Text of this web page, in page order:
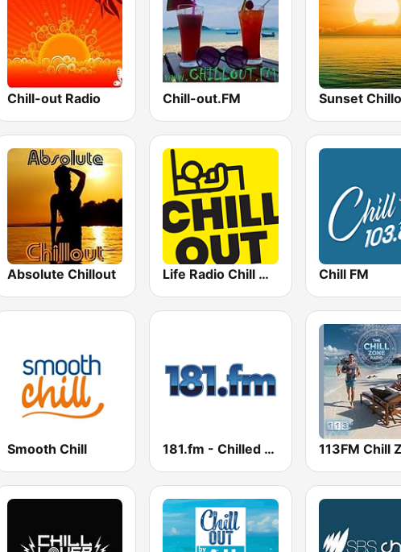
Chill-out Radio Chill-out.FM
Absolute Chillout Life Radio Chill Out Chill FM
Smooth Chill 181.fm - Chilled Out 113FM Chill